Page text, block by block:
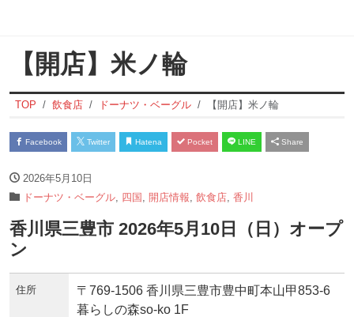
【開店】米ノ輪
TOP 飲食店 ドーナツ・ベーグル 【開店】米ノ輪
Facebook Twitter Hatena Pocket LINE Share
2026年5月10日
ドーナツ・ベーグル 四国 開店情報 飲食店 香川
香川県三豊市 2026年5月10日（日）オープ
ン
住所
〒769-1506 香川県三豊市豊中町本山甲853-6
暮らしの森so-ko 1F